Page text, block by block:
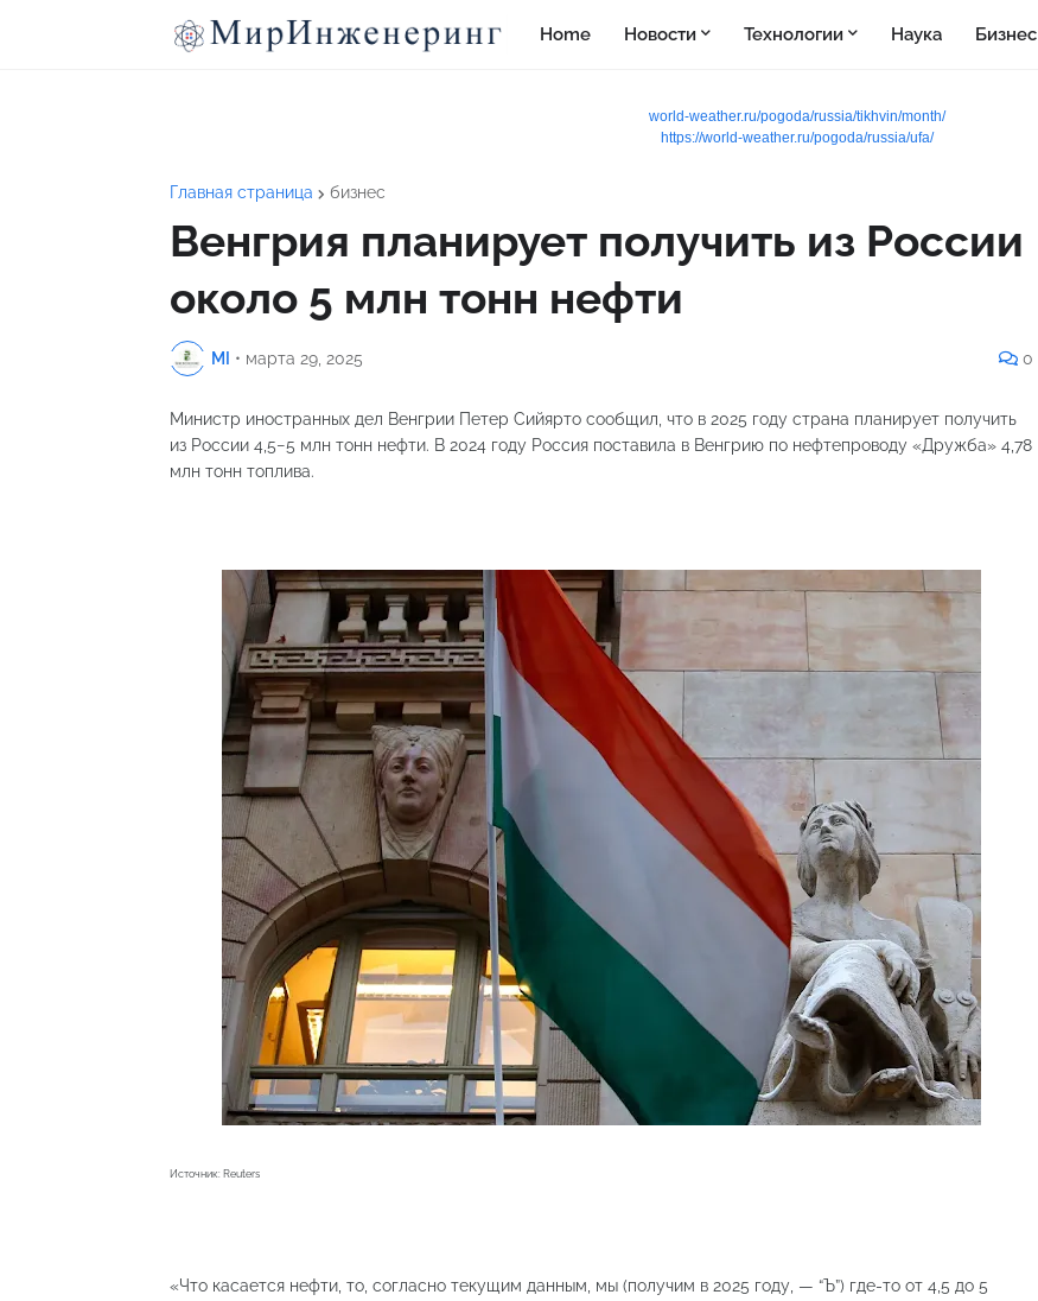
Home Новости Технологии Наука Бизнес
world-weather.ru/pogoda/russia/tikhvin/month/
https://world-weather.ru/pogoda/russia/ufa/
Главная страница бизнес
Венгрия планирует получить из России
около 5 млн тонн нефти
MI • марта 29, 2025 0
Министр иностранных дел Венгрии Петер Сийярто сообщил, что в 2025 году страна планирует получить
из России 4,5−5 млн тонн нефти. В 2024 году Россия поставила в Венгрию по нефтепроводу «Дружба» 4,78
млн тонн топлива.
Источник: Reuters
«Что касается нефти, то, согласно текущим данным, мы (получим в 2025 году, — “Ъ”) где-то от 4,5 до 5